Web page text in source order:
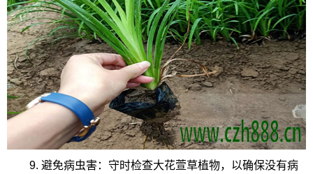
9. 避免病虫害：守时检查大花萱草植物，以确保没有病